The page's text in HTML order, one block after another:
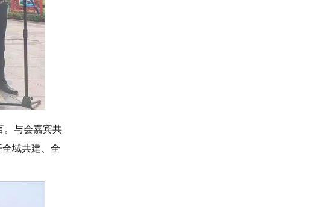
。与会嘉宾共
域共建、全